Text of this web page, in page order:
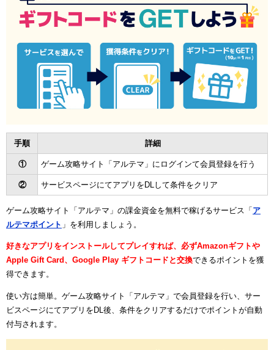
手順 詳細
① ゲーム攻略サイト「アルテマ」にログインて会員登録を行う
② サービスページにてアプリをDLして条件をクリア
ゲーム攻略サイト「アルテマ」の課金資金を無料で稼げるサービス「ア
ルテマポイント 」を利用しましょう。
好きなアプリをインストールしてプレイすれば、必ずAmazonギフトや
Apple Gift Card、Google Play ギフトコードと交換できるポイントを獲
得できます。
使い方は簡単。ゲーム攻略サイト「アルテマ」で会員登録を行い、サー
ビスページにてアプリをDL後、条件をクリアするだけでポイントが自動
付与されます。